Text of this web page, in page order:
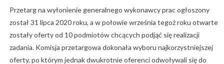
Przetarg na wyłonienie generalnego wykonawcy prac ogłoszony
został 31 lipca 2020 roku, a w połowie września tegoż roku otwarte
zostały oferty od 10 podmiotów chcących podjąć się realizacji
zadania. Komisja przetargowa dokonała wyboru najkorzystniejszej
oferty, po którym jednak dwukrotnie oferenci odwoływali się do